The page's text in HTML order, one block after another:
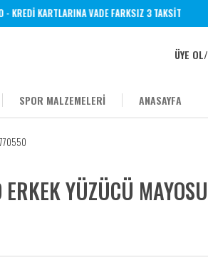
- KREDİ KARTLARINA VADE FARKSIZ 3 TAKSİT
ÜYE OL/
SPOR MALZEMELERİ ANASAYFA
YÜZÜCÜ MAYOSU